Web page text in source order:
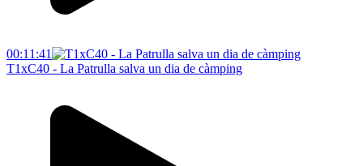
00:11:41
T1xC40 - La Patrulla salva un dia de càmping